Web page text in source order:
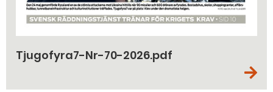
Tjugofyra7-Nr-70-2026.pdf